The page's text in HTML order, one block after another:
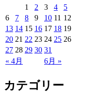
« 4月 6月 »
1 2 3 4
5
6
7 8 9 10 11 12
13 14 15 16 17 18 19
20 21 22 23 24 25 26
27 28 29 30 31
カテゴリー